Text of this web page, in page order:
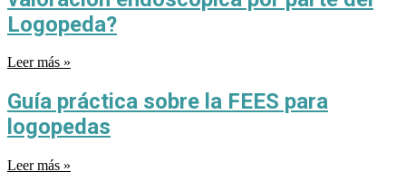
Logopeda?
Leer más »
Guía práctica sobre la FEES para
logopedas
Leer más »